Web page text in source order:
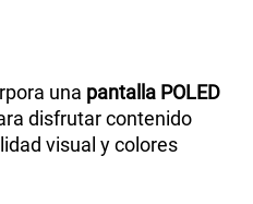
20 Mpx
una pantalla POLED
disfrutar contenido
visual y colores